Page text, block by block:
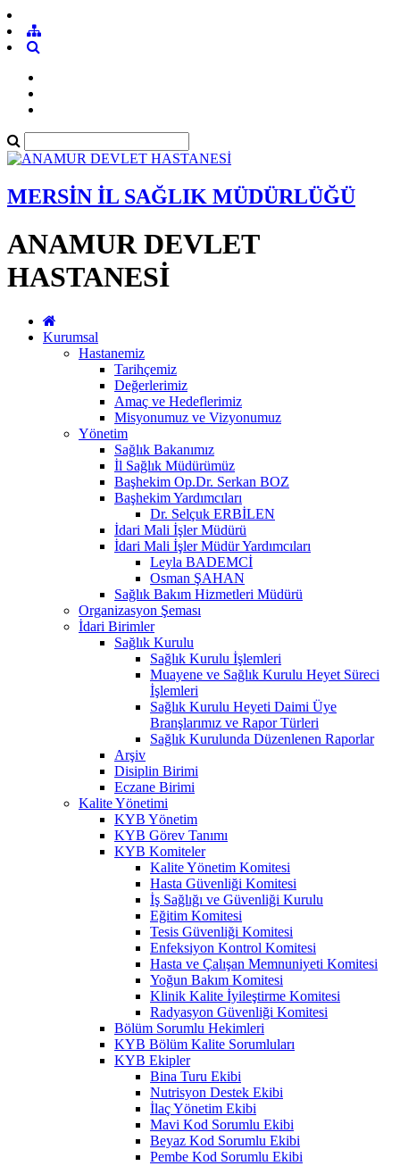
MERSİN İL SAĞLIK MÜDÜRLÜĞÜ
ANAMUR DEVLET
HASTANESİ
Kurumsal
Hastanemiz
Tarihçemiz
Değerlerimiz
Amaç ve Hedeflerimiz
Misyonumuz ve Vizyonumuz
Yönetim
Sağlık Bakanımız
İl Sağlık Müdürümüz
Başhekim Op.Dr. Serkan BOZ
Başhekim Yardımcıları
Dr. Selçuk ERBİLEN
İdari Mali İşler Müdürü
İdari Mali İşler Müdür Yardımcıları
Leyla BADEMCİ
Osman ŞAHAN
Sağlık Bakım Hizmetleri Müdürü
Organizasyon Şeması
İdari Birimler
Sağlık Kurulu
Sağlık Kurulu İşlemleri
Muayene ve Sağlık Kurulu Heyet Süreci
İşlemleri
Sağlık Kurulu Heyeti Daimi Üye
Branşlarımız ve Rapor Türleri
Sağlık Kurulunda Düzenlenen Raporlar
Arşiv
Disiplin Birimi
Eczane Birimi
Kalite Yönetimi
KYB Yönetim
KYB Görev Tanımı
KYB Komiteler
Kalite Yönetim Komitesi
Hasta Güvenliği Komitesi
İş Sağlığı ve Güvenliği Kurulu
Eğitim Komitesi
Tesis Güvenliği Komitesi
Enfeksiyon Kontrol Komitesi
Hasta ve Çalışan Memnuniyeti Komitesi
Yoğun Bakım Komitesi
Klinik Kalite İyileştirme Komitesi
Radyasyon Güvenliği Komitesi
Bölüm Sorumlu Hekimleri
KYB Bölüm Kalite Sorumluları
KYB Ekipler
Bina Turu Ekibi
Nutrisyon Destek Ekibi
İlaç Yönetim Ekibi
Mavi Kod Sorumlu Ekibi
Beyaz Kod Sorumlu Ekibi
Pembe Kod Sorumlu Ekibi